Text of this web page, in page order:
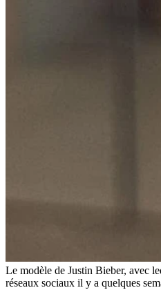
Le modèle de Justin Bieber, avec
réseaux sociaux il y a quelques